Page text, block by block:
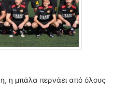
η μπάλα περνάει από όλους